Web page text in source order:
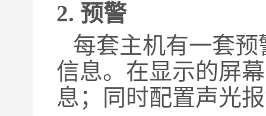
2. 预警
每套主机有一套
信息。在显示的屏
息；同时配置声光